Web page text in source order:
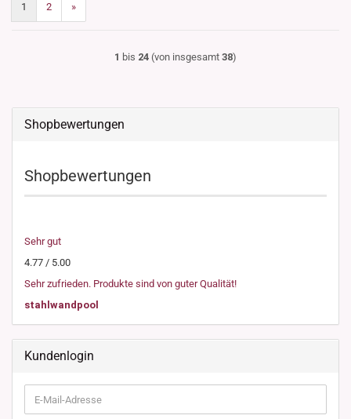
1 2 »
1 bis 24 (von insgesamt 38)
Shopbewertungen
Shopbewertungen
Sehr gut
4.77 / 5.00
Sehr zufrieden. Produkte sind von guter Qualität!
stahlwandpool
Kundenlogin
E-
Mail-